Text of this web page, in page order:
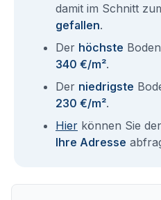
damit im Schnitt
gefallen.
Der höchste
340 €/m².
Der niedrigste
230 €/m².
Hier können Sie
Ihre Adresse